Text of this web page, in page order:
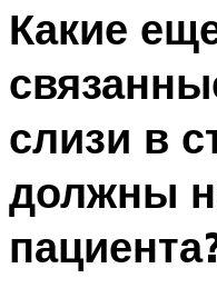
Какие
слизи в
должны